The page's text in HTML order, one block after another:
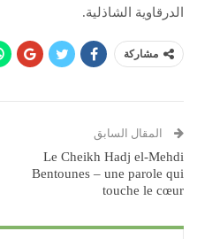
الدرقاوية الشاذلية.
مشاركة
المقال السابق
Le Cheikh Hadj el-Mehdi
Bentounes – une parole qui
touche le cœur